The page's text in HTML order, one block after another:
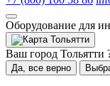
Оборудование для
Тольятти
Ваш город Тольятти
Да, все верно